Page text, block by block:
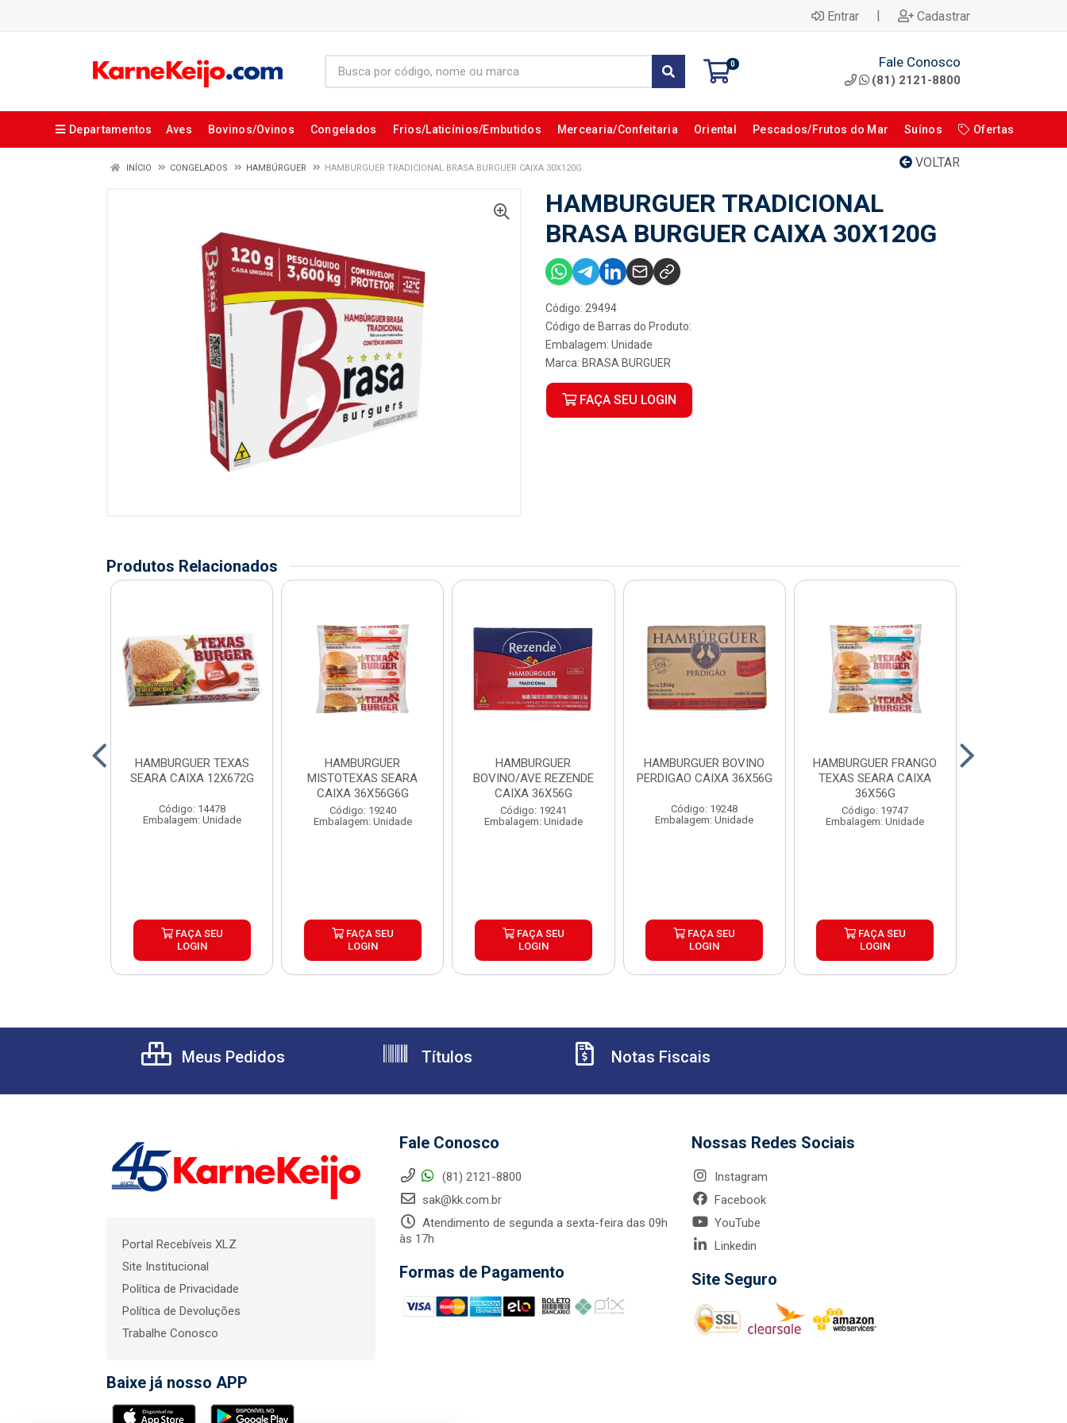
Entrar | Cadastrar
0 Fale Conosco
(81) 2121-8800
Departamentos Aves Bovinos/Ovinos Congelados Frios/Laticínios/Embutidos Mercearia/Confeitaria Oriental Pescados/Frutos do Mar Suínos Ofertas
VOLTAR
INÍCIO CONGELADOS HAMBÚRGUER HAMBURGUER TRADICIONAL BRASA BURGUER CAIXA 30X120G
HAMBURGUER TRADICIONAL
BRASA BURGUER CAIXA 30X120G
Código: 29494
Código de Barras do Produto:
Embalagem: Unidade
Marca: BRASA BURGUER
FAÇA SEU LOGIN
Produtos Relacionados
HAMBURGUER TEXAS
SEARA CAIXA 12X672G
Código: 14478
Embalagem: Unidade
FAÇA SEU
LOGIN
HAMBURGUER
MISTOTEXAS SEARA
CAIXA 36X56G6G
Código: 19240
Embalagem: Unidade
FAÇA SEU
LOGIN
HAMBURGUER
BOVINO/AVE REZENDE
CAIXA 36X56G
Código: 19241
Embalagem: Unidade
FAÇA SEU
LOGIN
HAMBURGUER BOVINO
PERDIGAO CAIXA 36X56G
Código: 19248
Embalagem: Unidade
FAÇA SEU
LOGIN
HAMBURGUER FRANGO
TEXAS SEARA CAIXA
36X56G
Código: 19747
Embalagem: Unidade
FAÇA SEU
LOGIN
Meus Pedidos Títulos Notas Fiscais
Portal Recebíveis XLZ
Site Institucional
Política de Privacidade
Política de Devoluções
Trabalhe Conosco
Baixe já nosso APP
Fale Conosco
(81) 2121-8800
sak@kk.com.br
Atendimento de segunda a sexta-feira das 09h
às 17h
Formas de Pagamento
Nossas Redes Sociais
Instagram
Facebook
YouTube
Linkedin
Site Seguro